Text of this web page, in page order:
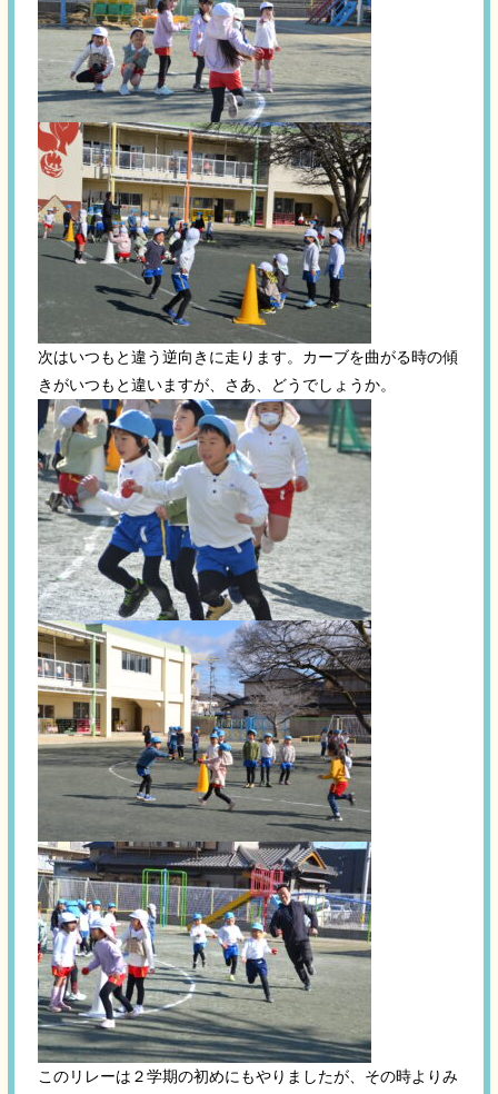
次はいつもと違う逆向きに走ります。カーブを曲がる時の傾
きがいつもと違いますが、さあ、どうでしょうか。
このリレーは２学期の初めにもやりましたが、その時よりみ